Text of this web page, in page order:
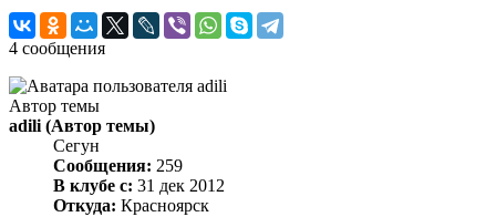
4 сообщения
Автор темы
adili (Автор темы)
Сегун
Сообщения: 259
В клубе с: 31 дек 2012
Откуда: Красноярск